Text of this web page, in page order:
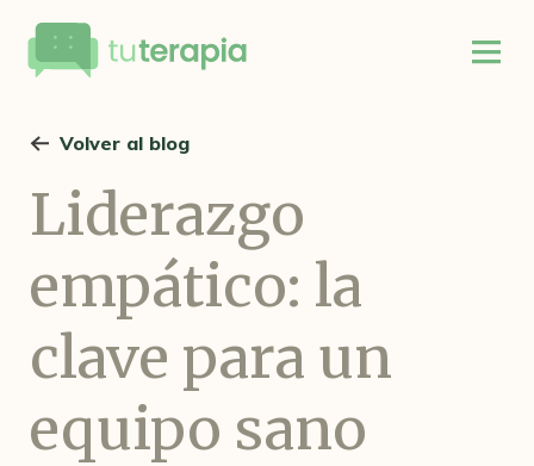
Volver al blog
Liderazgo
empático: la
clave para un
equipo sano